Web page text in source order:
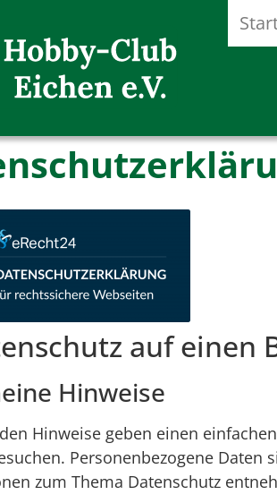
auf einen
Hinweise
Hinweise geben einen
Personenbezogene
zum Thema Datenschutz